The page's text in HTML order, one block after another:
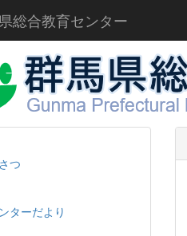
総合教育センター
つ
ターだより